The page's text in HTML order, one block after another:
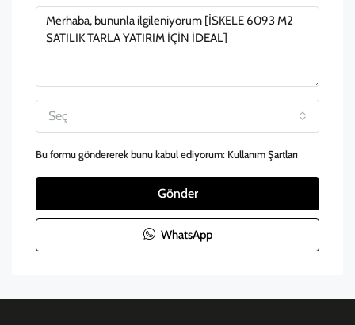
Seç
Bu formu göndererek bunu kabul ediyorum: Kullanım Şartları
Gönder
WhatsApp